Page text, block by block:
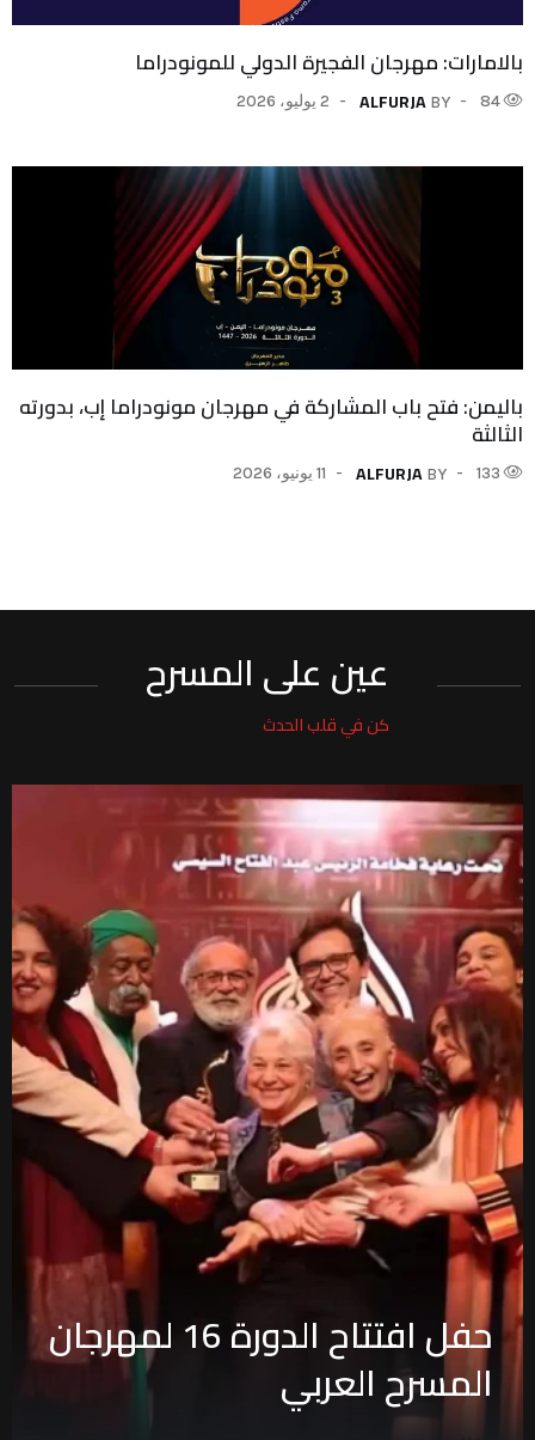
بالامارات: مهرجان الفجيرة الدولي للمونودراما
84
BY
ALFURJA 2 يوليو، 2026
باليمن: فتح باب المشاركة في مهرجان مونودراما إب، بدورته
الثالثة
133
BY
ALFURJA 11 يونيو، 2026
عين على المسرح
كن في قلب الحدث
حفل افتتاح الدورة 16 لمهرجان
المسرح العربي